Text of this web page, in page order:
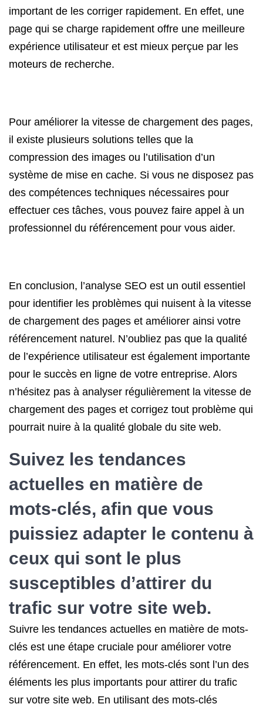
important de les corriger rapidement. En effet, une
page qui se charge rapidement offre une meilleure
expérience utilisateur et est mieux perçue par les
moteurs de recherche.
Pour améliorer la vitesse de chargement des pages,
il existe plusieurs solutions telles que la
compression des images ou l’utilisation d’un
système de mise en cache. Si vous ne disposez pas
des compétences techniques nécessaires pour
effectuer ces tâches, vous pouvez faire appel à un
professionnel du référencement pour vous aider.
En conclusion, l’analyse SEO est un outil essentiel
pour identifier les problèmes qui nuisent à la vitesse
de chargement des pages et améliorer ainsi votre
référencement naturel. N’oubliez pas que la qualité
de l’expérience utilisateur est également importante
pour le succès en ligne de votre entreprise. Alors
n’hésitez pas à analyser régulièrement la vitesse de
chargement des pages et corrigez tout problème qui
pourrait nuire à la qualité globale du site web.
Suivez les tendances
actuelles en matière de
mots-clés, afin que vous
puissiez adapter le contenu à
ceux qui sont le plus
susceptibles d’attirer du
trafic sur votre site web.
Suivre les tendances actuelles en matière de mots-
clés est une étape cruciale pour améliorer votre
référencement. En effet, les mots-clés sont l’un des
éléments les plus importants pour attirer du trafic
sur votre site web. En utilisant des mots-clés